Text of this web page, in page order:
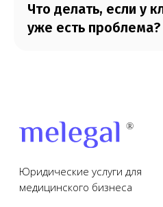
Что делать, если у
уже есть проблема?